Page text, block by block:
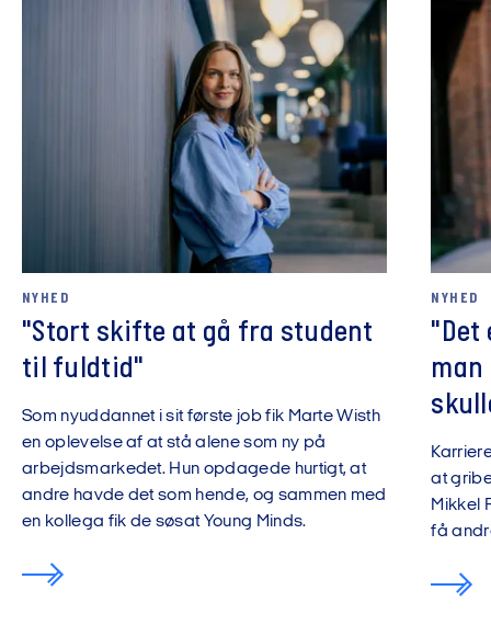
NYHED
"Stort skifte at gå fra student
til fuldtid"
Som nyuddannet i sit første job fik Marte Wisth
en oplevelse af at stå alene som ny på
arbejdsmarkedet. Hun opdagede hurtigt, at
andre havde det som hende, og sammen med
en kollega fik de søsat Young Minds.
NYHED
"Det
man
at
Mikkel
få